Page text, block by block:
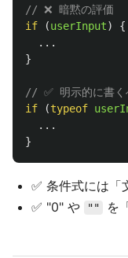
// ❌ 暗黙の評価
if
(userInput)
{
...
}
// ✅ 明示的に書く
if
(typeof
...
}
✅ 条件式には
✅ "0" や
"" を